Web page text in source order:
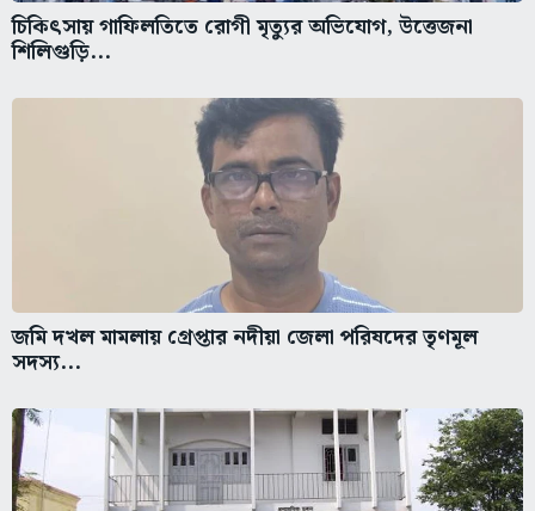
চিকিৎসায় গাফিলতিতে রোগী মৃত্যুর অভিযোগ, উত্তেজনা
শিলিগুড়ি...
জমি দখল মামলায় গ্রেপ্তার নদীয়া জেলা পরিষদের তৃণমূল
সদস্য...